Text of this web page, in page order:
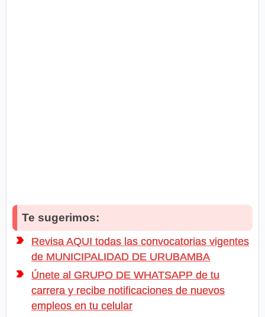
Te sugerimos:
Revisa AQUI todas las convocatorias vigentes
de MUNICIPALIDAD DE URUBAMBA
Únete al GRUPO DE WHATSAPP de tu
carrera y recibe notificaciones de nuevos
empleos en tu celular